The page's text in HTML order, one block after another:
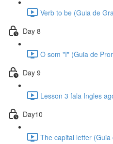
Verb to be (Guia de
Day 8
O som "I" (Guia de
Day 9
Lesson 3 fala Ingles
Day10
The capital letter